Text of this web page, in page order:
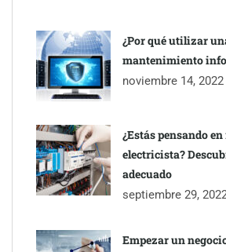
¿Por qué utilizar
mantenimiento
noviembre 14, 2022
¿Estás pensando
electricista?
adecuado
septiembre 29,
Empezar un